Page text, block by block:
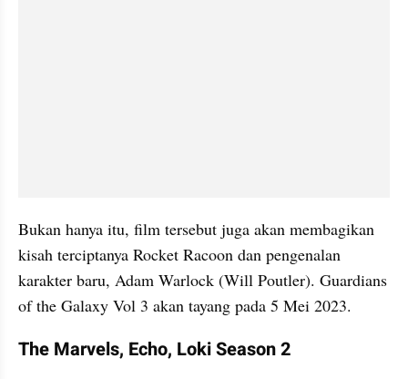
Bukan hanya itu, film tersebut juga akan membagikan
kisah terciptanya Rocket Racoon dan pengenalan
karakter baru, Adam Warlock (Will Poutler). Guardians
of the Galaxy Vol 3 akan tayang pada 5 Mei 2023.
The Marvels, Echo, Loki Season 2